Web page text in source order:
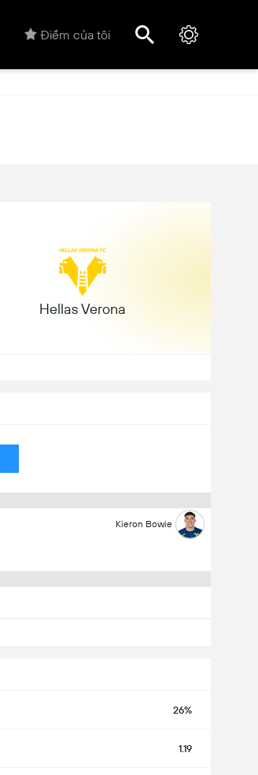
Điểm của tôi
Hellas Verona
Kieron Bowie
26%
1.19